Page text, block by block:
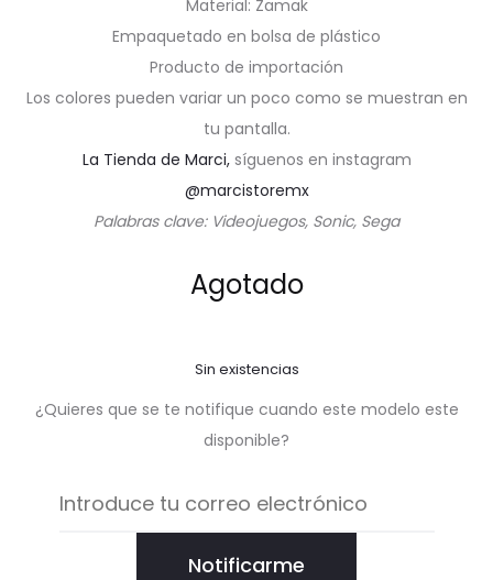
Material: Zamak
Empaquetado en bolsa de plástico
Producto de importación
Los colores pueden variar un poco como se muestran en
tu pantalla.
La Tienda de Marci, síguenos en instagram
@marcistoremx
Palabras clave: Videojuegos, Sonic, Sega
Agotado
Sin existencias
¿Quieres que se te notifique cuando este modelo este
disponible?
Notificarme